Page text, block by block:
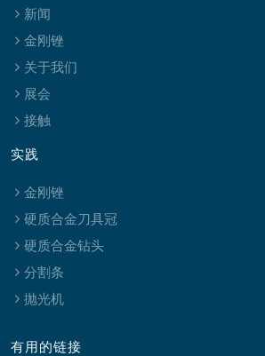
新闻
金刚锉
关于我们
展会
接触
实践
金刚锉
硬质合金刀具冠
硬质合金钻头
分割条
抛光机
有用的链接